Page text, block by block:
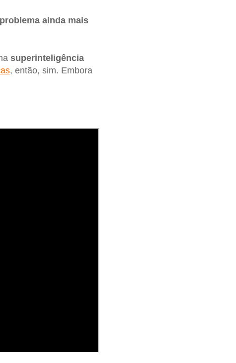
ainda mais
superinteligência
, então, sim. Embora